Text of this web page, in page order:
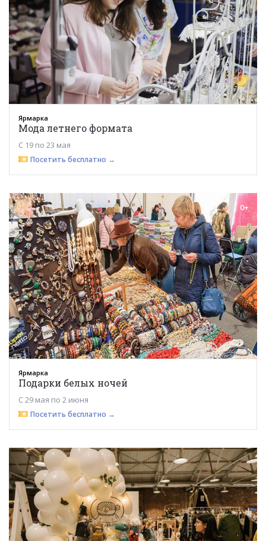
Ярмарка
Мода летнего формата
С 19 по 23 мая
Посетить бесплатно →
0+
Ярмарка
Подарки белых ночей
С 29 мая по 2 июня
Посетить бесплатно →